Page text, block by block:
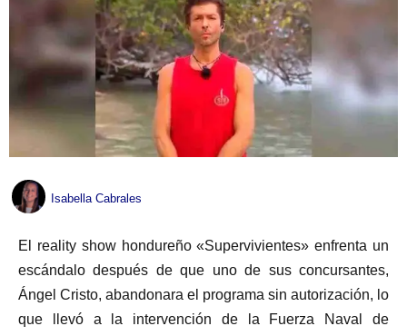
Isabella Cabrales
El reality show hondureño «Supervivientes» enfrenta un
escándalo después de que uno de sus concursantes,
Ángel Cristo, abandonara el programa sin autorización, lo
que llevó a la intervención de la Fuerza Naval de